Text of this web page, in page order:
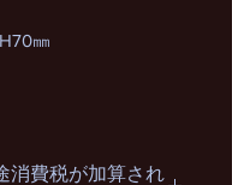
㎜
消費税が加算され